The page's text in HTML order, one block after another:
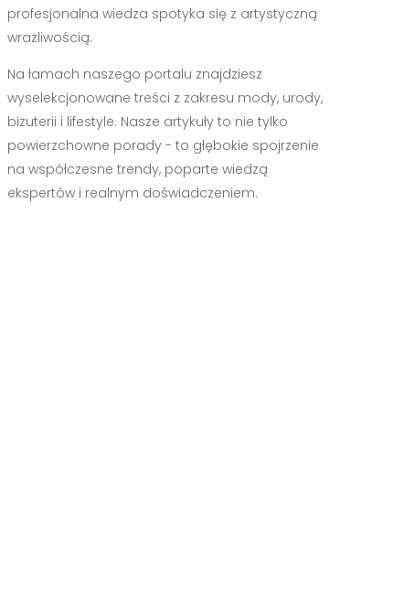
profesjonalna wiedza spotyka się z artystyczną
wrażliwością.
Na łamach naszego portalu znajdziesz
wyselekcjonowane treści z zakresu mody, urody,
biżuterii i lifestyle. Nasze artykuły to nie tylko
powierzchowne porady - to głębokie spojrzenie
na współczesne trendy, poparte wiedzą
ekspertów i realnym doświadczeniem.